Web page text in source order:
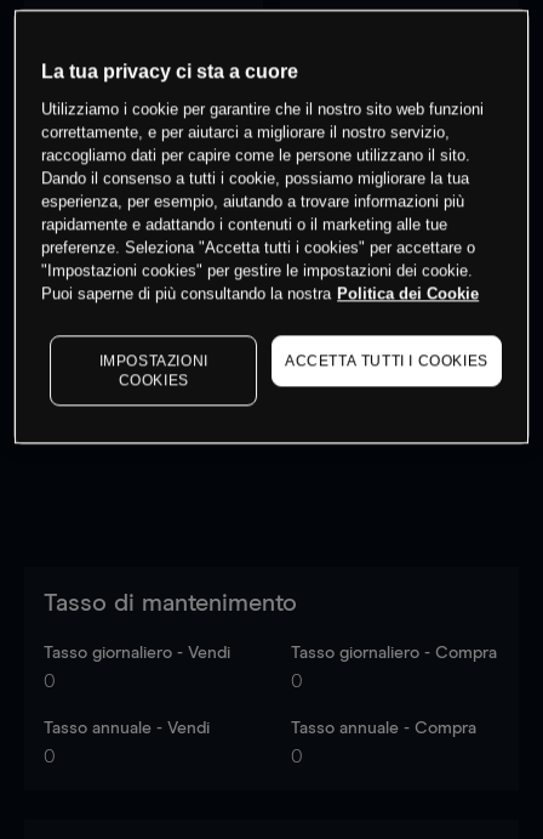
% dei clienti hanno posizioni
questo prodotto
Fai trading
I prezzi sono solo indicativi. Accediper vedere gli ultimi
dati di mercato
to see latest market data
Tasso di mantenimento
Tasso giornaliero - Vendi
0
Tasso giornaliero - Compra
0
Tasso annuale - Vendi
0
Tasso annuale - Compra
0
La tua privacy ci sta a cuore
Utilizziamo i cookie per garantire che il nostro sito web funzioni
correttamente, e per aiutarci a migliorare il nostro servizio,
raccogliamo dati per capire come le persone utilizzano il sito.
Dando il consenso a tutti i cookie, possiamo migliorare la tua
esperienza, per esempio, aiutando a trovare informazioni più
rapidamente e adattando i contenuti o il marketing alle tue
preferenze. Seleziona "Accetta tutti i cookies" per accettare o
"Impostazioni cookies" per gestire le impostazioni dei cookie.
Puoi saperne di più consultando la nostra Politica dei Cookie
IMPOSTAZIONI
COOKIES
ACCETTA TUTTI I COOKIES